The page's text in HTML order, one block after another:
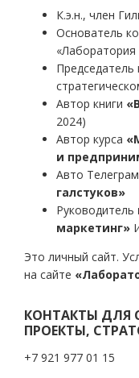
К.э.н., член
Основатель
«Лаборатория
Председатель
Автор книги
2024)
Автор курса
и
Авто
галстуков»
Руководитель
маркетинг»
Это личный сайт.
на сайте
КОНТАКТЫ ДЛЯ
ПРОЕКТЫ,
+7 921 977 01 15